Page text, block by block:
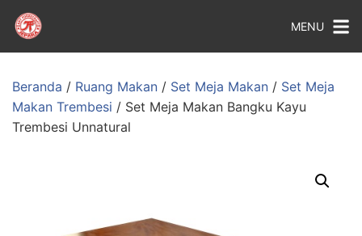
MENU
Beranda / Ruang Makan / Set Meja Makan / Set Meja
Makan Trembesi / Set Meja Makan Bangku Kayu
Trembesi Unnatural